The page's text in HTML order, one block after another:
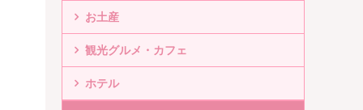
お土産
観光グルメ・カフェ
ホテル